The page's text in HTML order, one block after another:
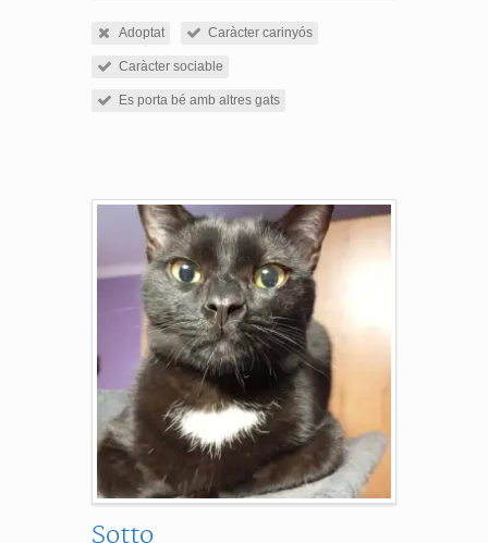
Adoptat Caràcter carinyós
Caràcter sociable
Es porta bé amb altres gats
Sotto